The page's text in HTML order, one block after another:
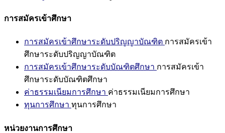
การสมัครเข้าศึกษา
การสมัครเข้าศึกษาระดับปริญญาบัณฑิต การสมัครเข้า
ศึกษาระดับปริญญาบัณฑิต
การสมัครเข้าศึกษาระดับบัณฑิตศึกษา การสมัครเข้า
ศึกษาระดับบัณฑิตศึกษา
ค่าธรรมเนียมการศึกษา ค่าธรรมเนียมการศึกษา
ทุนการศึกษา ทุนการศึกษา
หน่วยงานการศึกษา